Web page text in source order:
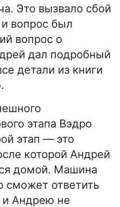
Это вызвало сбой
вопрос был
вопрос о
дал подробный
детали из книги
этапа Вэдро
этап — это
которой Андрей
домой. Машина
сможет ответить
и Андрею не